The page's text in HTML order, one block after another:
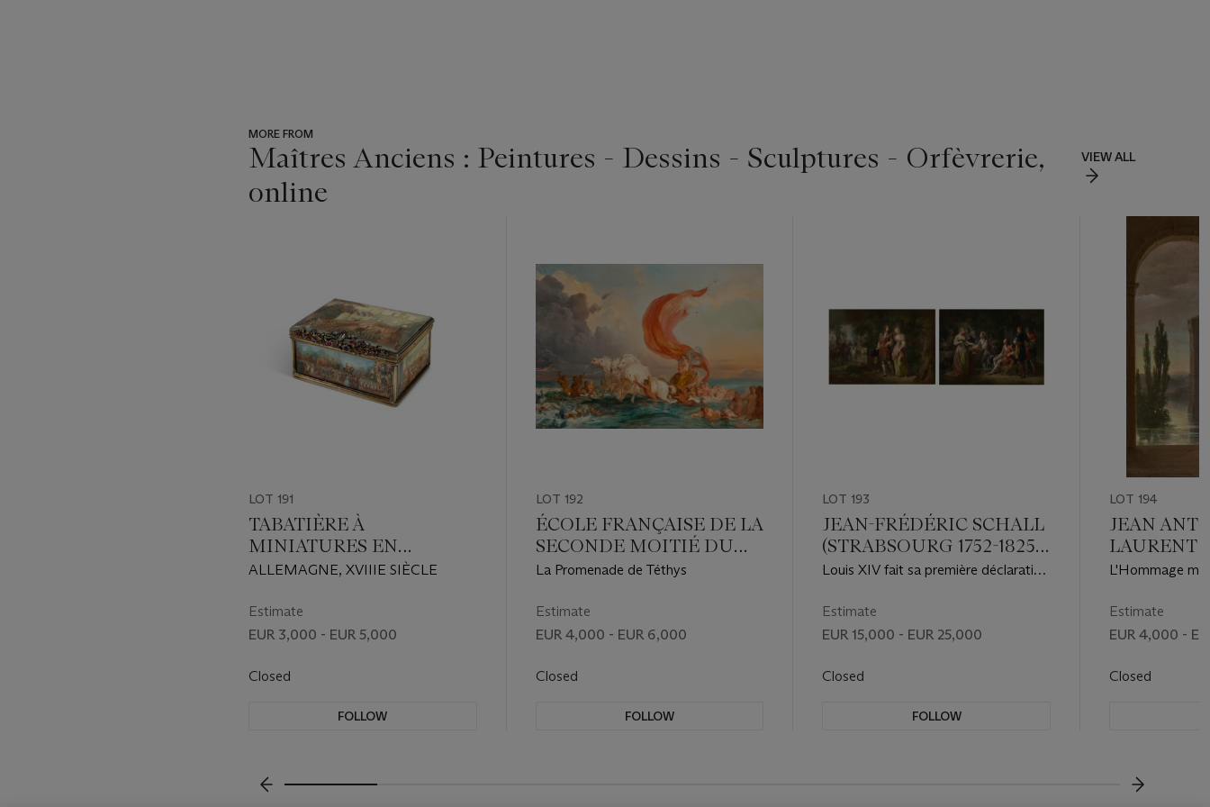
MORE FROM
Maîtres Anciens : Peintures - Dessins - Sculptures - Orfèvrerie,
online
VIEW ALL
LOT 191
TABATIÈRE À
MINIATURES EN
VERMEIL ET POMPONNE
ALLEMAGNE, XVIIIE SIÈCLE
Estimate
EUR 3,000 - EUR 5,000
Closed
FOLLOW
LOT 192
ÉCOLE FRANÇAISE DE LA
SECONDE MOITIÉ DU
XVIIIe SIÈCLE
La Promenade de Téthys
Estimate
EUR 4,000 - EUR 6,000
Closed
FOLLOW
LOT 193
JEAN-FRÉDÉRIC SCHALL
(STRABSOURG 1752-1825
PARIS)
Louis XIV fait sa première déclaration
Vallière ; Mademoiselle de La Vallière
et Louis XIV sous une tente de
Estimate
EUR 15,000 - EUR 25,000
Closed
FOLLOW
LOT 194
JEAN
LAURENT
1763-1832
L'Hommage
Estimate
EUR 4,000 -
Closed